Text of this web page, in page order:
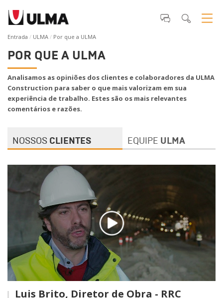
Entrada ULMA Por que a ULMA
POR QUE A ULMA
Analisamos as opiniões dos clientes e colaboradores da ULMA
Construction para saber o que mais valorizam em sua
experiência de trabalho. Estes são os mais relevantes
comentários e razões.
NOSSOS CLIENTES EQUIPE ULMA
Luis Brito, Diretor de Obra - RRC